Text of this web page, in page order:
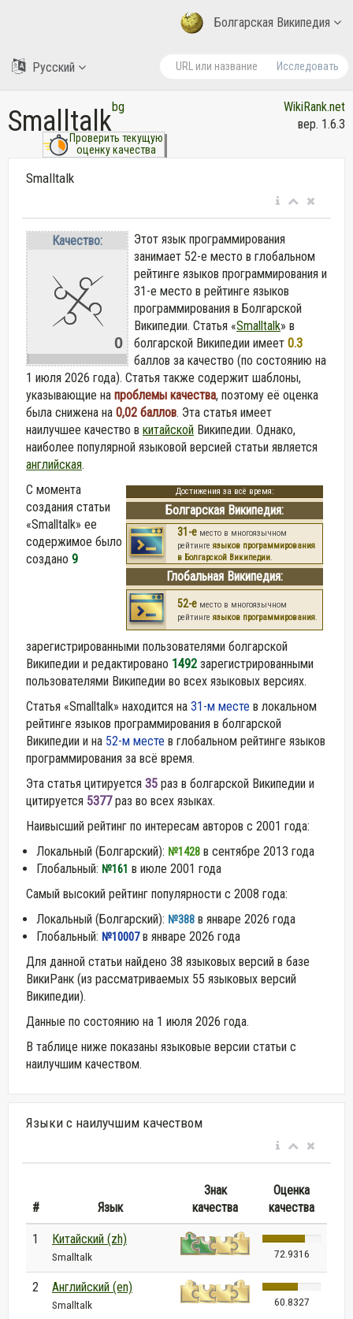
Болгарская Википедия
Исследовать
Русский
Smalltalkbg
Проверить текущую
оценку качества
WikiRank.net
вер. 1.6.3
Smalltalk
Качество:
0
Этот язык программирования
занимает 52-е место в глобальном
рейтинге языков программирования и
31-е место в рейтинге языков
программирования в Болгарской
Википедии. Статья «Smalltalk» в
болгарской Википедии имеет 0.3
баллов за качество (по состоянию на
1 июля 2026 года). Статья также содержит шаблоны,
указывающие на проблемы качества, поэтому её оценка
была снижена на 0,02 баллов. Эта статья имеет
наилучшее качество в китайской Википедии. Однако,
наиболее популярной языковой версией статьи является
английская.
Достижения за всё время:
Болгарская Википедия:
31-е место в многоязычном
рейтинге языков программирования
в Болгарской Википедии
Глобальная Википедия:
52-е место в многоязычном
рейтингеязыков программирования.
С момента
создания статьи
«Smalltalk» ее
содержимое было
создано 9
зарегистрированными пользователями болгарской
Википедии и редактировано 1492 зарегистрированными
пользователями Википедии во всех языковых версиях.
Статья «Smalltalk» находится на 31-м месте в локальном
рейтинге языков программирования в болгарской
Википедии и на 52-м месте в глобальном рейтинге языков
программирования за всё время.
Эта статья цитируется 35 раз в болгарской Википедии и
цитируется 5377раз во всех языках.
Наивысший рейтинг по интересам авторов с 2001 года:
Локальный (Болгарский): №1428 в сентябре 2013 года
Глобальный: №161 в июле 2001 года
Самый высокий рейтинг популярности с 2008 года:
Локальный (Болгарский): №388 в январе 2026 года
Глобальный: №10007в январе 2026 года
Для данной статьи найдено 38 языковых версий в базе
ВикиРанк (из рассматриваемых 55 языковых версий
Википедии).
Данные по состоянию на 1 июля 2026 года.
В таблице ниже показаны языковые версии статьи с
наилучшим качеством.
Языки с наилучшим качеством
# Язык
Знак
качества
Оценка
качества
1 Китайский (zh)
Smalltalk 72.9316
2 Английский (en)
Smalltalk 60.8327